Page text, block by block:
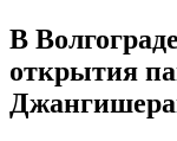
В
открытия